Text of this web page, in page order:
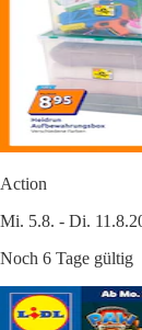
Action
Mi. 5.8. - Di.
Noch 6 Tage gültig